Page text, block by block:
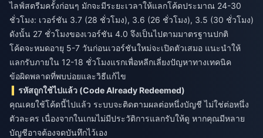
ไลฟ์สตรีมครั้งก่อนๆ มักจะมีระยะเวลาให้แลกโค้ดประมาณ 24-30
ชั่วโมง: เวอร์ชัน 3.7 (28 ชั่วโมง), 3.6 (26 ชั่วโมง), 3.5 (30 ชั่วโมง)
ดังนั้น 27 ชั่วโมงของเวอร์ชัน 4.0 จึงเป็นไปตามมาตรฐานปกติ
โค้ดจะหมดอายุ 5-7 วันก่อนเวอร์ชันใหม่จะเปิดตัวเสมอ แนะนำให้
แลกรับภายใน 12-18 ชั่วโมงแรกเพื่อหลีกเลี่ยงปัญหาทางเทคนิค
ข้อผิดพลาดที่พบบ่อยและวิธีแก้ไข
รหัสถูกใช้ไปแล้ว (Code Already Redeemed)
คุณเคยใช้โค้ดนี้ไปแล้ว ระบบจะติดตามผลต่อหนึ่งบัญชี ไม่ใช่ต่อหนึ่ง
ตัวละคร เนื่องจากในเกมไม่มีประวัติการแลกรับให้ดู หากคุณมีหลาย
บัญชีอาจต้องจดบันทึกไว้เอง